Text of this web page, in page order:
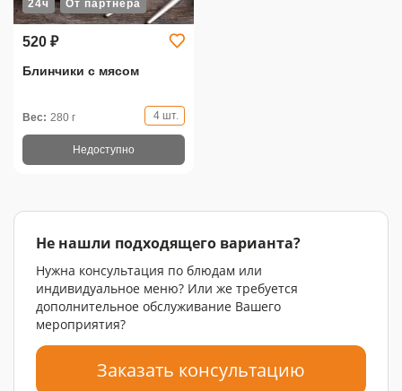
24ч От партнера
520 ₽
Блинчики с мясом
Вес: 280 г 4 шт.
Недоступно
Не нашли подходящего варианта?
Нужна консультация по блюдам или
индивидуальное меню? Или же требуется
дополнительное обслуживание Вашего
мероприятия?
Заказать консультацию